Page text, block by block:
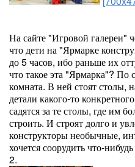
На сайте "Игровой галереи"
что дети на "Ярмарке
до 5 часов, ибо раньше их
что такое эта "Ярмарка"? По
комната. В ней стоят столы,
детали какого-то
садятся за те столы, где им
строить. И строят долго и
конструкторы необычные,
хочется соорудить что-нибудь
2.